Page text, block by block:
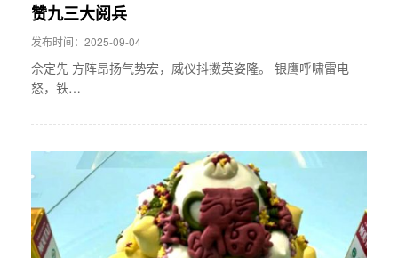
赞九三大阅兵
发布时间：2025-09-04
佘定先 方阵昂扬气势宏，威仪抖擞英姿隆。 银鹰呼啸雷电
怒，铁…